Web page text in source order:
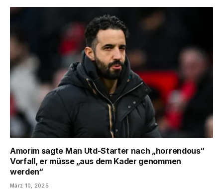
Amorim sagte Man Utd-Starter nach „horrendous“
Vorfall, er müsse „aus dem Kader genommen
werden“
März 10, 2025